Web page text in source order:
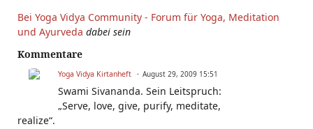
Bei Yoga Vidya Community - Forum für Yoga, Meditation
und Ayurveda dabei sein
Kommentare
Yoga Vidya Kirtanheft August 29, 2009 15:51
Swami Sivananda. Sein Leitspruch:
„Serve, love, give, purify, meditate,
realize“.